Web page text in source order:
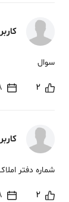
سوال
2
8
شماره دفتر
2
8